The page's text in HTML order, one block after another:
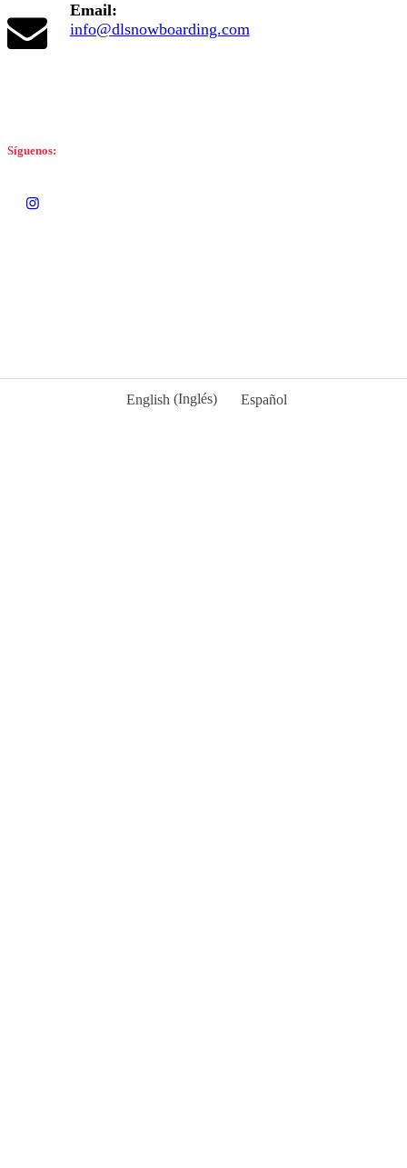
Email:
info@dlsnowboarding.com
Síguenos:
English (Inglés) Español